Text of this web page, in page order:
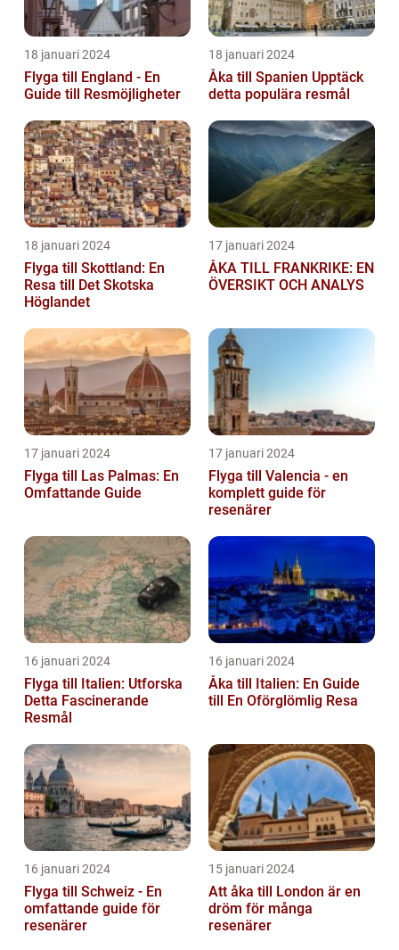
18 januari 2024
Flyga till England - En
Guide till Resmöjligheter
18 januari 2024
Åka till Spanien Upptäck
detta populära resmål
18 januari 2024
Flyga till Skottland: En
Resa till Det Skotska
Höglandet
17 januari 2024
ÅKA TILL FRANKRIKE: EN
ÖVERSIKT OCH ANALYS
17 januari 2024
Flyga till Las Palmas: En
Omfattande Guide
17 januari 2024
Flyga till Valencia - en
komplett guide för
resenärer
16 januari 2024
Flyga till Italien: Utforska
Detta Fascinerande
Resmål
16 januari 2024
Åka till Italien: En Guide
till En Oförglömlig Resa
16 januari 2024
Flyga till Schweiz - En
omfattande guide för
resenärer
15 januari 2024
Att åka till London är en
dröm för många
resenärer